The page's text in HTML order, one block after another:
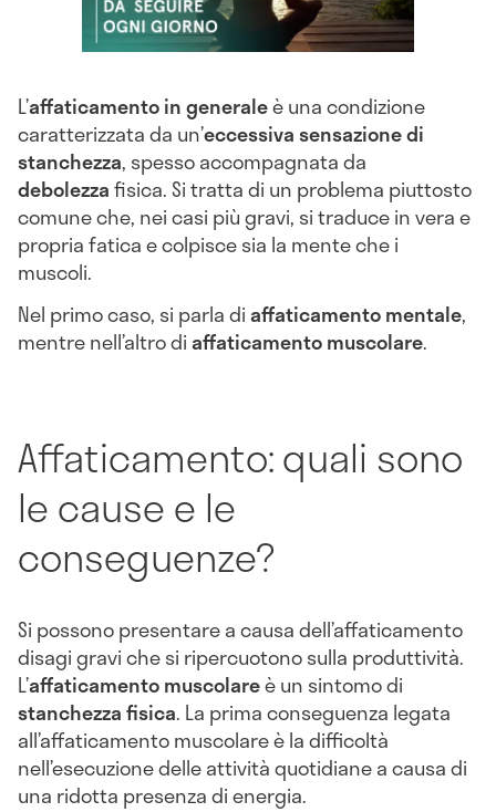
L’affaticamento in generaleè una condizione
caratterizzata da un’eccessiva sensazione di
stanchezza, spesso accompagnata da
debolezzafisica. Si tratta di un problema piuttosto
comune che, nei casi più gravi, si traduce in vera e
propria fatica e colpisce sia la mente che i
muscoli.
Nel primo caso, si parla diaffaticamento mentale,
mentre nell’altro diaffaticamento muscolare.
Affaticamento: quali sono
le cause e le
conseguenze?
Si possono presentare a causa dell’affaticamento
disagi gravi che si ripercuotono sulla produttività.
L’affaticamento muscolareè un sintomo di
stanchezza fisica. La prima conseguenza legata
all’affaticamento muscolare è la difficoltà
nell’esecuzione delle attività quotidiane a causa di
una ridotta presenza di energia.